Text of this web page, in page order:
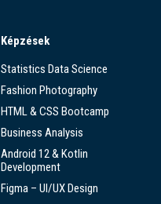
Képzések
Statistics Data Science
Fashion Photography
HTML & CSS Bootcamp
Business Analysis
Android 12 & Kotlin
Development
Figma – UI/UX Design